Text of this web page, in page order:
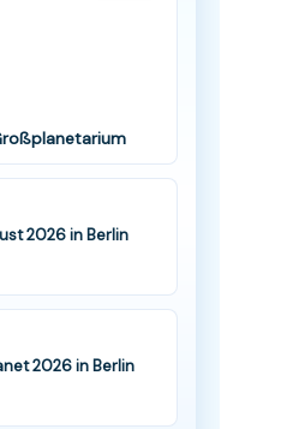
2026 in Berlin
2026 in Berlin